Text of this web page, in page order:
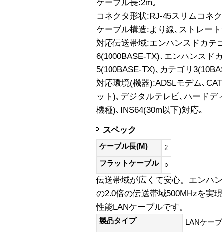
ケーブル長:2m｡
コネクタ形状:RJ-45スリムコネ
ケーブル構造:より線､ストレー
対応伝送帯域:エンハンスドカテ
6(1000BASE-TX)､エンハンスド
5(100BASE-TX)､カテゴリ
対応環境(機器):ADSLモデム､
ット)､デジタルテレビ､ハード
機種)､INS64(30m以下)対応｡
スペック
ケーブル長(M)
2
フラットケーブル
○
伝送帯域が広くて安心。エンハ
の2.0倍の伝送帯域500MHzを実
性能LANケーブルです。
製品タイプ
LANケー